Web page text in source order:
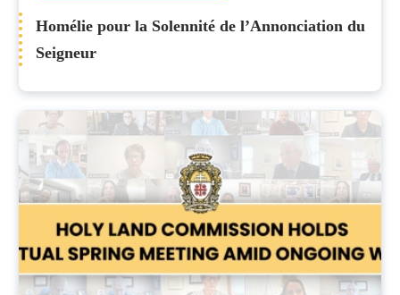
Homélie pour la Solennité de l’Annonciation du
Seigneur